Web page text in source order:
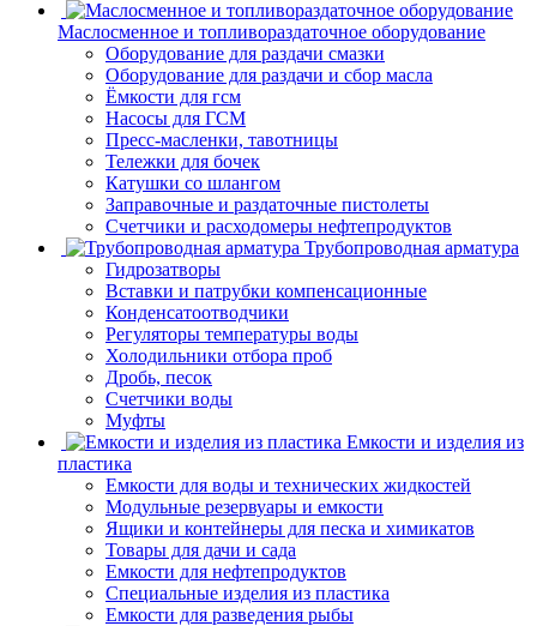
Маслосменное и топливораздаточное оборудование
Оборудование для раздачи смазки
Оборудование для раздачи и сбор масла
Ёмкости для гсм
Насосы для ГСМ
Пресс-масленки, тавотницы
Тележки для бочек
Катушки со шлангом
Заправочные и раздаточные пистолеты
Счетчики и расходомеры нефтепродуктов
Трубопроводная арматура
Гидрозатворы
Вставки и патрубки компенсационные
Конденсатоотводчики
Регуляторы температуры воды
Холодильники отбора проб
Дробь, песок
Счетчики воды
Муфты
Емкости и изделия из
пластика
Емкости для воды и технических жидкостей
Модульные резервуары и емкости
Ящики и контейнеры для песка и химикатов
Товары для дачи и сада
Емкости для нефтепродуктов
Специальные изделия из пластика
Емкости для разведения рыбы